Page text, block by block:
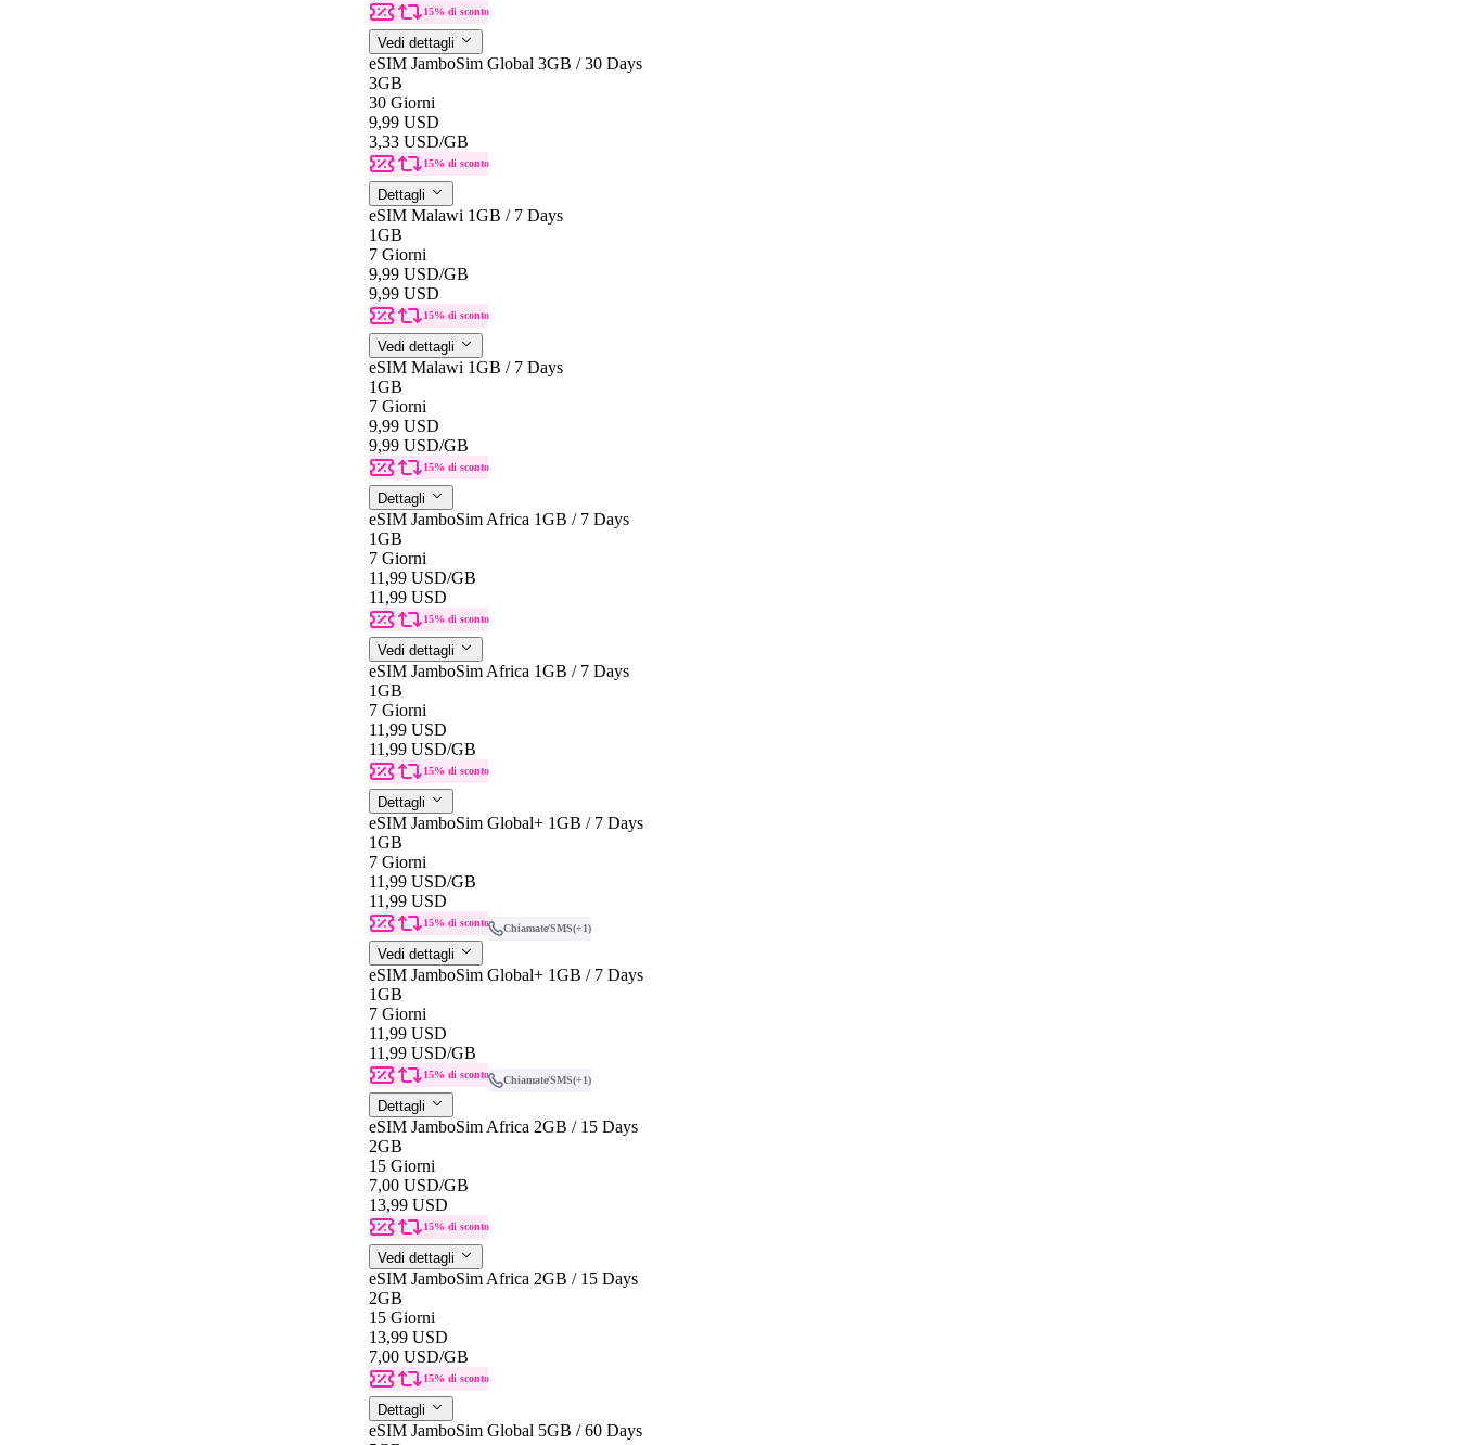
15% di sconto
Vedi dettagli
eSIM JamboSim Global 3GB / 30 Days
3GB
30 Giorni
9,99 USD
3,33 USD/GB
15% di sconto
Dettagli
eSIM Malawi 1GB / 7 Days
1GB
7 Giorni
9,99 USD/GB
9,99 USD
15% di sconto
Vedi dettagli
eSIM Malawi 1GB / 7 Days
1GB
7 Giorni
9,99 USD
9,99 USD/GB
15% di sconto
Dettagli
eSIM JamboSim Africa 1GB / 7 Days
1GB
7 Giorni
11,99 USD/GB
11,99 USD
15% di sconto
Vedi dettagli
eSIM JamboSim Africa 1GB / 7 Days
1GB
7 Giorni
11,99 USD
11,99 USD/GB
15% di sconto
Dettagli
eSIM JamboSim Global+ 1GB / 7 Days
1GB
7 Giorni
11,99 USD/GB
11,99 USD
15% di sconto Chiamate/SMS(+1)
Vedi dettagli
eSIM JamboSim Global+ 1GB / 7 Days
1GB
7 Giorni
11,99 USD
11,99 USD/GB
15% di sconto Chiamate/SMS(+1)
Dettagli
eSIM JamboSim Africa 2GB / 15 Days
2GB
15 Giorni
7,00 USD/GB
13,99 USD
15% di sconto
Vedi dettagli
eSIM JamboSim Africa 2GB / 15 Days
2GB
15 Giorni
13,99 USD
7,00 USD/GB
15% di sconto
Dettagli
eSIM JamboSim Global 5GB / 60 Days